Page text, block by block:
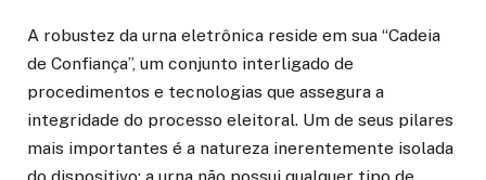
A robustez da urna eletrônica reside em sua “Cadeia
de Confiança”, um conjunto interligado de
procedimentos e tecnologias que assegura a
integridade do processo eleitoral. Um de seus pilares
mais importantes é a natureza inerentemente isolada